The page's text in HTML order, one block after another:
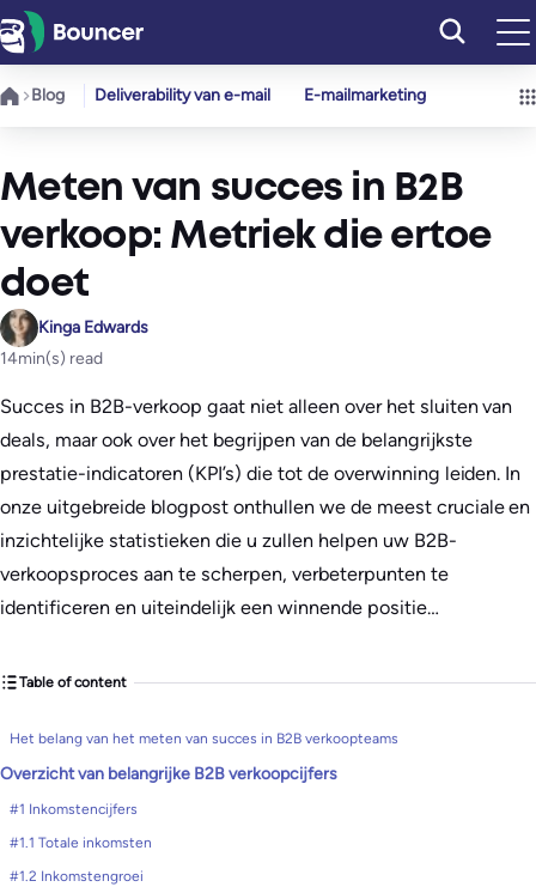
Ga
naar
de
Blog Deliverability van e-mail E-mailmarketing
Meten van succes in B2B
verkoop: Metriek die ertoe
doet
Kinga Edwards
14min(s) read
Succes in B2B-verkoop gaat niet alleen over het sluiten van
deals, maar ook over het begrijpen van de belangrijkste
prestatie-indicatoren (KPI’s) die tot de overwinning leiden. In
onze uitgebreide blogpost onthullen we de meest cruciale en
inzichtelijke statistieken die u zullen helpen uw B2B-
verkoopsproces aan te scherpen, verbeterpunten te
identificeren en uiteindelijk een winnende positie…
Table of content
Het belang van het meten van succes in B2B verkoopteams
Overzicht van belangrijke B2B verkoopcijfers
#1 Inkomstencijfers
#1.1 Totale inkomsten
#1.2 Inkomstengroei